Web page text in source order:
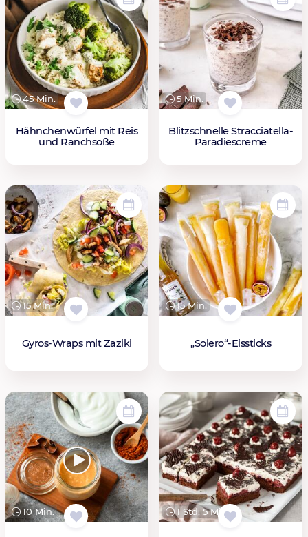
45 Min.
Hähnchenwürfel mit Reis
und Ranchsoße
5 Min.
Blitzschnelle Stracciatella-
Paradiescreme
15 Min.
Gyros-Wraps mit Zaziki
15 Min.
„Solero“-Eissticks
10 Min. 1 Std. 5 Min.